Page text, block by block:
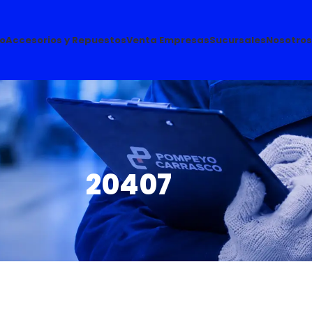
Accesorios y RepuestosVenta EmpresasSucursalesNosotros
20407